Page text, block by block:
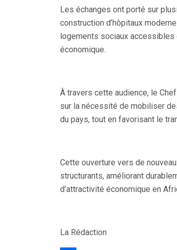
Les échanges ont porté sur
construction d’hôpitaux
logements sociaux accessibles
économique.
À travers cette audience, le
sur la nécessité de mobiliser
du pays, tout en favorisant le
Cette ouverture vers de
structurants, améliorant
d’attractivité économique en
La Rédaction